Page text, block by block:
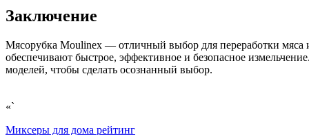
Заключение
Мясорубка Moulinex — отличный выбор для переработки
обеспечивают быстрое, эффективное и безопасное
моделей, чтобы сделать осознанный выбор.
«`
Миксеры для дома рейтинг